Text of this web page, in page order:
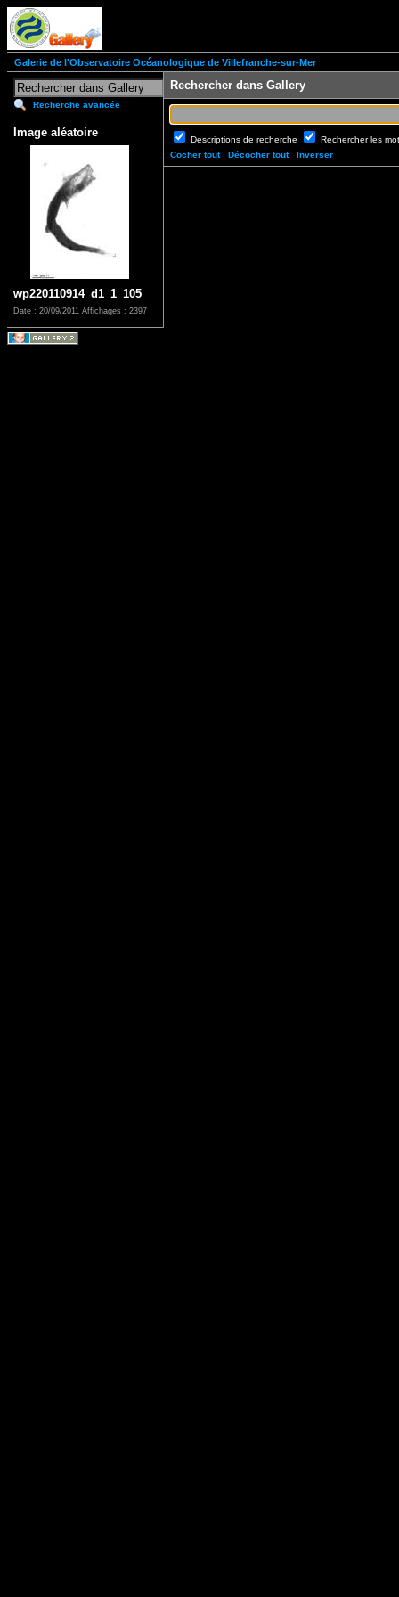
Galerie de l'Observatoire Océanologique de Villefranche-sur-Mer
Recherche avancée
Image aléatoire
wp220110914_d1_1_105
Date : 20/09/2011 Affichages : 2397
Rechercher dans Gallery
Descriptions de recherche
Rechercher les
Cocher tout
Décocher tout Inverser